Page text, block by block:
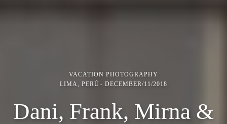
VACATION PHOTOGRAPHY
LIMA, PERÚ
DECEMBER/11/2018
Dani, Frank, Mirna &